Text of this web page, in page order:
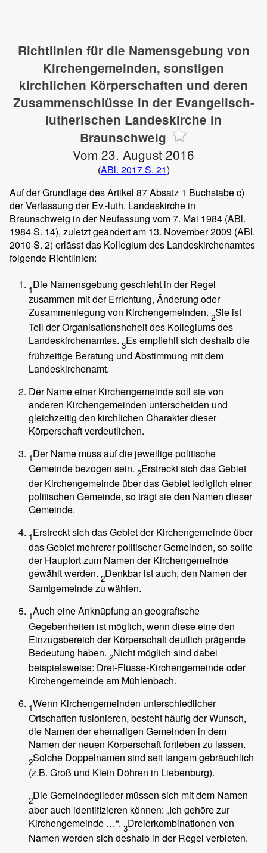
Richtlinien für die Namensgebung von
Kirchengemeinden, sonstigen
kirchlichen Körperschaften und deren
Zusammenschlüsse in der Evangelisch-
lutherischen Landeskirche in
Braunschweig
Vom 23. August 2016
(ABl. 2017 S. 21)
Auf der Grundlage des Artikel 87 Absatz 1 Buchstabe c)
der Verfassung der Ev.-luth. Landeskirche in
Braunschweig in der Neufassung vom 7. Mai 1984 (ABl.
1984 S. 14), zuletzt geändert am 13. November 2009 (ABl.
2010 S. 2) erlässt das Kollegium des Landeskirchenamtes
folgende Richtlinien:
1Die Namensgebung geschieht in der Regel
zusammen mit der Errichtung, Änderung oder
Zusammenlegung von Kirchengemeinden. 2Sie ist
Teil der Organisationshoheit des Kollegiums des
Landeskirchenamtes. 3Es empfiehlt sich deshalb die
frühzeitige Beratung und Abstimmung mit dem
Landeskirchenamt.
Der Name einer Kirchengemeinde soll sie von
anderen Kirchengemeinden unterscheiden und
gleichzeitig den kirchlichen Charakter dieser
Körperschaft verdeutlichen.
1Der Name muss auf die jeweilige politische
Gemeinde bezogen sein. 2Erstreckt sich das Gebiet
der Kirchengemeinde über das Gebiet lediglich einer
politischen Gemeinde, so trägt sie den Namen dieser
Gemeinde.
1Erstreckt sich das Gebiet der Kirchengemeinde über
das Gebiet mehrerer politischer Gemeinden, so sollte
der Hauptort zum Namen der Kirchengemeinde
gewählt werden. 2Denkbar ist auch, den Namen der
Samtgemeinde zu wählen.
1Auch eine Anknüpfung an geografische
Gegebenheiten ist möglich, wenn diese eine den
Einzugsbereich der Körperschaft deutlich prägende
Bedeutung haben. 2Nicht möglich sind dabei
beispielsweise: Drei-Flüsse-Kirchengemeinde oder
Kirchengemeinde am Mühlenbach.
1Wenn Kirchengemeinden unterschiedlicher
Ortschaften fusionieren, besteht häufig der Wunsch,
die Namen der ehemaligen Gemeinden in dem
Namen der neuen Körperschaft fortleben zu lassen.
2Solche Doppelnamen sind seit langem gebräuchlich
(z.B. Groß und Klein Döhren in Liebenburg).
2Die Gemeindeglieder müssen sich mit dem Namen
aber auch identifizieren können: „Ich gehöre zur
Kirchengemeinde …“. 3Dreierkombinationen von
Namen werden sich deshalb in der Regel verbieten.